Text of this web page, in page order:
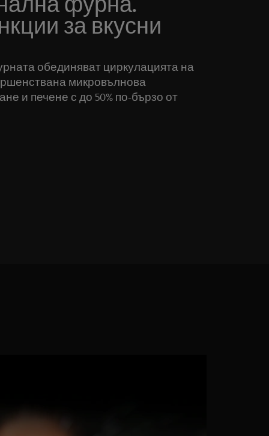
за вкусни
обединяват циркулацията на
микровълнова
и печене с до 50% по-бързо от